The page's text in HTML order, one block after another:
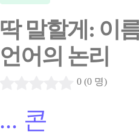
딱 말할게: 이
언어의 논리
0 (0 명)
... 콘